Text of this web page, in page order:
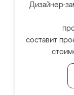
Дизайнер-
составит